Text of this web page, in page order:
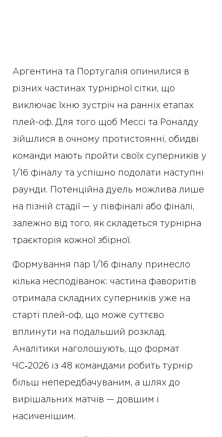
Аргентина та Португалія опинилися в
різних частинах турнірної сітки, що
виключає їхню зустріч на ранніх етапах
плей-оф. Для того щоб Мессі та Роналду
зійшлися в очному протистоянні, обидві
команди мають пройти своїх суперників у
1/16 фіналу та успішно подолати наступні
раунди. Потенційна дуель можлива лише
на пізній стадії — у півфіналі або фіналі,
залежно від того, як складеться турнірна
траєкторія кожної збірної.
Формування пар 1/16 фіналу принесло
кілька несподіванок: частина фаворитів
отримала складних суперників уже на
старті плей-оф, що може суттєво
вплинути на подальший розклад.
Аналітики наголошують, що формат
ЧС‑2026 із 48 командами робить турнір
більш непередбачуваним, а шлях до
вирішальних матчів — довшим і
насиченішим.